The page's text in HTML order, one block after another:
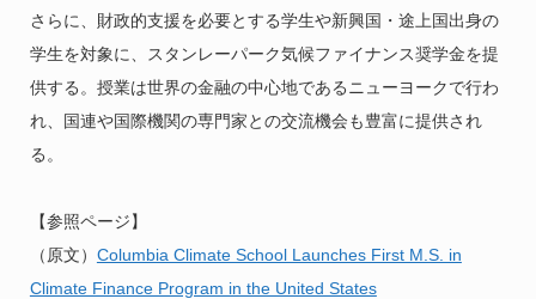
さらに、財政的支援を必要とする学生や新興国・途上国出身の
学生を対象に、スタンレーパーク気候ファイナンス奨学金を提
供する。授業は世界の金融の中心地であるニューヨークで行わ
れ、国連や国際機関の専門家との交流機会も豊富に提供され
る。
【参照ページ】
（原文） Columbia Climate School Launches First M.S. in
Climate Finance Program in the United States